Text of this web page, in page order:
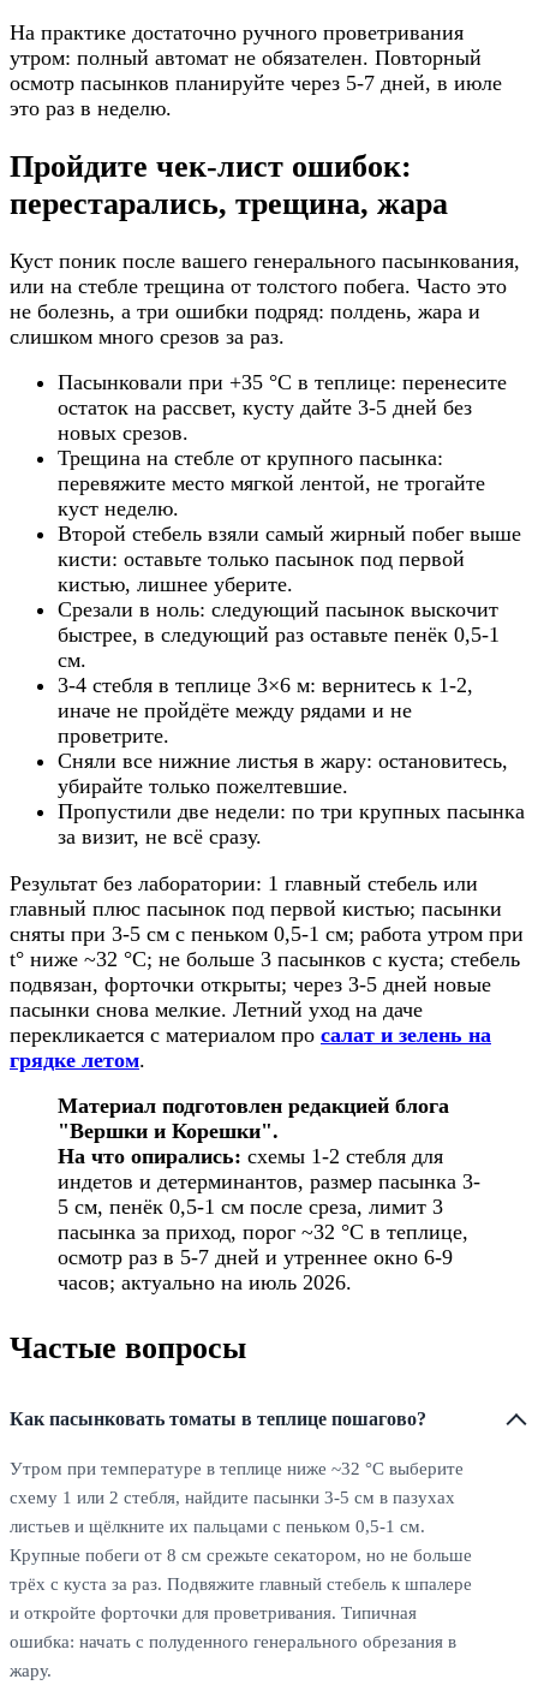
На практике достаточно ручного проветривания
утром: полный автомат не обязателен. Повторный
осмотр пасынков планируйте через 5-7 дней, в июле
это раз в неделю.
Пройдите чек-лист ошибок:
перестарались, трещина, жара
Куст поник после вашего генерального пасынкования,
или на стебле трещина от толстого побега. Часто это
не болезнь, а три ошибки подряд: полдень, жара и
слишком много срезов за раз.
Пасынковали при +35 °C в теплице: перенесите
остаток на рассвет, кусту дайте 3-5 дней без
новых срезов.
Трещина на стебле от крупного пасынка:
перевяжите место мягкой лентой, не трогайте
куст неделю.
Второй стебель взяли самый жирный побег выше
кисти: оставьте только пасынок под первой
кистью, лишнее уберите.
Срезали в ноль: следующий пасынок выскочит
быстрее, в следующий раз оставьте пенёк 0,5-1
см.
3-4 стебля в теплице 3×6 м: вернитесь к 1-2,
иначе не пройдёте между рядами и не
проветрите.
Сняли все нижние листья в жару: остановитесь,
убирайте только пожелтевшие.
Пропустили две недели: по три крупных пасынка
за визит, не всё сразу.
Результат без лаборатории: 1 главный стебель или
главный плюс пасынок под первой кистью; пасынки
сняты при 3-5 см с пеньком 0,5-1 см; работа утром при
t° ниже ~32 °C; не больше 3 пасынков с куста; стебель
подвязан, форточки открыты; через 3-5 дней новые
пасынки снова мелкие. Летний уход на даче
перекликается с материалом про салат и зелень на
грядке летом.
Материал подготовлен редакцией блога
"Вершки и Корешки".
На что опирались: схемы 1-2 стебля для
индетов и детерминантов, размер пасынка 3-
5 см, пенёк 0,5-1 см после среза, лимит 3
пасынка за приход, порог ~32 °C в теплице,
осмотр раз в 5-7 дней и утреннее окно 6-9
часов; актуально на июль 2026.
Частые вопросы
Как пасынковать томаты в теплице пошагово?
Утром при температуре в теплице ниже ~32 °C выберите
схему 1 или 2 стебля, найдите пасынки 3-5 см в пазухах
листьев и щёлкните их пальцами с пеньком 0,5-1 см.
Крупные побеги от 8 см срежьте секатором, но не больше
трёх с куста за раз. Подвяжите главный стебель к шпалере
и откройте форточки для проветривания. Типичная
ошибка: начать с полуденного генерального обрезания в
жару.